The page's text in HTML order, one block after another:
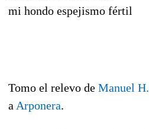
mi hondo espejismo fértil
Tomo el relevo de Manuel H.
a Arponera.